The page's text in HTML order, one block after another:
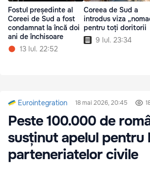
Fostul președinte al
Coreei de Sud a fost
condamnat la încă doi
ani de închisoare
13 Iul. 22:52
Coreea de Sud a
introdus viza
pentru toți doritorii
9 Iul. 23:34
Eurointegration 18 mai 2026, 20:45
Peste 100.000 de
susținut apelul pentru
parteneriatelor civile